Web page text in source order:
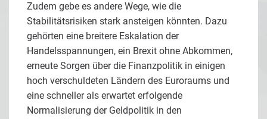
Zudem gebe es andere Wege, wie die
Stabilitätsrisiken stark ansteigen könnten. Dazu
gehörten eine breitere Eskalation der
Handelsspannungen, ein Brexit ohne Abkommen,
erneute Sorgen über die Finanzpolitik in einigen
hoch verschuldeten Ländern des Euroraums und
eine schneller als erwartet erfolgende
Normalisierung der Geldpolitik in den